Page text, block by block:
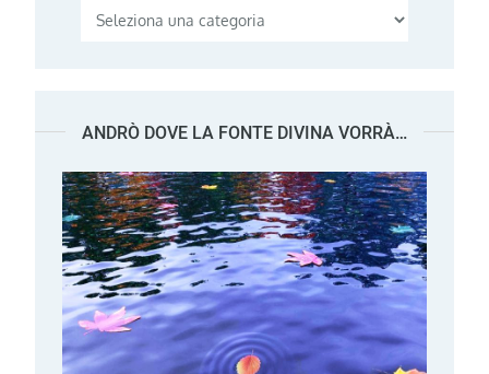
Categorie
ANDRÒ DOVE LA FONTE DIVINA VORRÀ…